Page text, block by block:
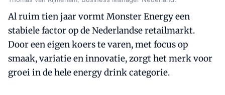
Al ruim tien jaar vormt Monster Energy een
stabiele factor op de Nederlandse retailmarkt.
Door een eigen koers te varen, met focus op
smaak, variatie en innovatie, zorgt het merk voor
groei in de hele energy drink categorie.